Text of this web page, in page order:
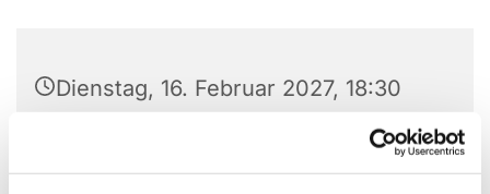
Dienstag, 16. Februar 2027, 18:30
Gemeindezentrum Alte Kirche, Alter